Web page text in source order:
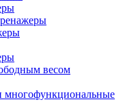
весом
многофункциональные